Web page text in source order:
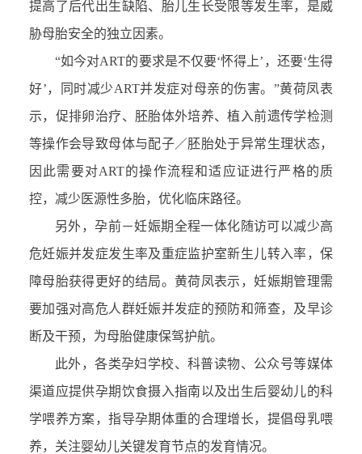
提高了后代出生缺陷、胎儿生长受限等发生率，是威
胁母胎安全的独立因素。
“如今对ART的要求是不仅要‘怀得上’，还要‘生得
好’，同时减少ART并发症对母亲的伤害。”黄荷凤表
示，促排卵治疗、胚胎体外培养、植入前遗传学检测
等操作会导致母体与配子／胚胎处于异常生理状态，
因此需要对ART的操作流程和适应证进行严格的质
控，减少医源性多胎，优化临床路径。
另外，孕前－妊娠期全程一体化随访可以减少高
危妊娠并发症发生率及重症监护室新生儿转入率，保
障母胎获得更好的结局。黄荷凤表示，妊娠期管理需
要加强对高危人群妊娠并发症的预防和筛查，及早诊
断及干预，为母胎健康保驾护航。
此外，各类孕妇学校、科普读物、公众号等媒体
渠道应提供孕期饮食摄入指南以及出生后婴幼儿的科
学喂养方案，指导孕期体重的合理增长，提倡母乳喂
养，关注婴幼儿关键发育节点的发育情况。